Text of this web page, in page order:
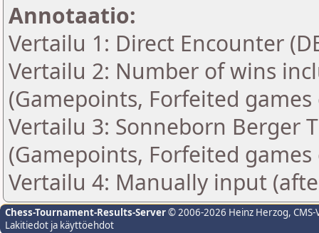
Annotaatio:
Vertailu 1: Direct Encounter
Vertailu 2: Number of wins
(Gamepoints, Forfeited
Vertailu 3: Sonneborn Berger
(Gamepoints, Forfeited
Vertailu 4: Manually input
Chess-Tournament-Results-Server© 2006-2026 Heinz Herzog,
Lakitiedot ja käyttöehdot